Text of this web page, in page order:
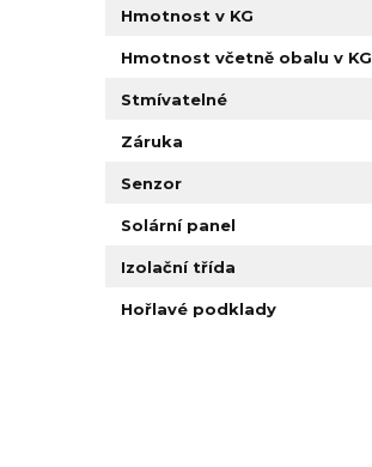
Hmotnost v KG
Hmotnost včetně obalu v KG
Stmívatelné
Záruka
Senzor
Solární panel
Izolační třída
Hořlavé podklady